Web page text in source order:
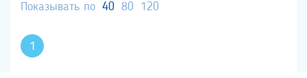
Показывать по 40 80 120
1